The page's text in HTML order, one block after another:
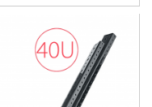
ERK-RR40